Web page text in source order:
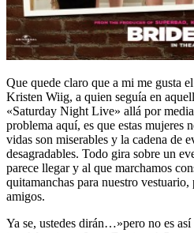
Que quede claro que a mi me gusta
Kristen Wiig, a quien seguía en
«Saturday Night Live» allá por
problema aquí, es que estas mujeres
vidas son miserables y la cadena de
desagradables. Todo gira sobre un
parece llegar y al que marchamos
quitamanchas para nuestro
amigos.
Ya se, ustedes dirán…»pero no es así